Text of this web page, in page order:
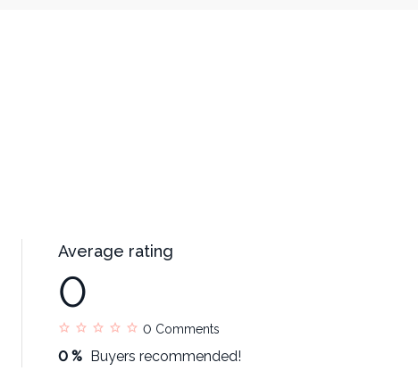
Average rating
0
0 Comments
0 % Buyers recommended!